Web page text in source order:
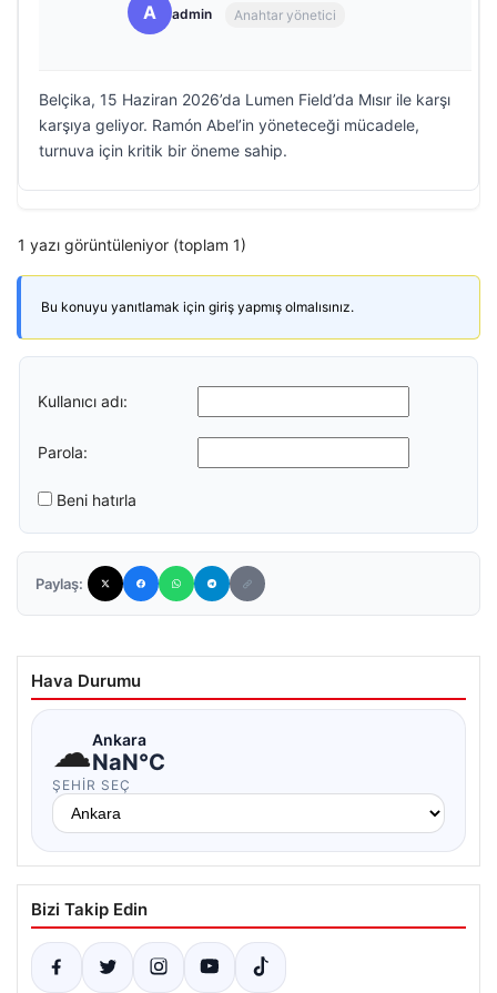
A admin Anahtar yönetici
Belçika, 15 Haziran 2026’da Lumen Field’da Mısır ile karşı
karşıya geliyor. Ramón Abel’in yöneteceği mücadele,
turnuva için kritik bir öneme sahip.
1 yazı görüntüleniyor (toplam 1)
Bu konuyu yanıtlamak için giriş yapmış olmalısınız.
Kullanıcı adı:
Parola:
Beni hatırla
Paylaş:
Hava Durumu
☁Ankara
NaN°C
ŞEHIR SEÇ
Bizi Takip Edin